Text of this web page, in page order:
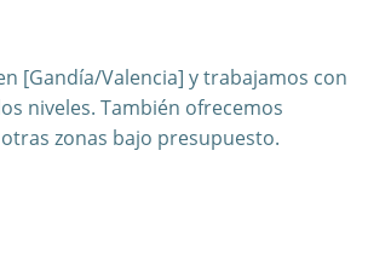
[Gandía/Valencia] y trabajamos con
niveles. También ofrecemos
zonas bajo presupuesto.